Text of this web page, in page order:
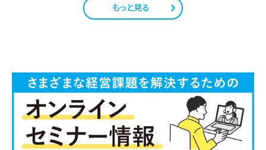
もっと見る